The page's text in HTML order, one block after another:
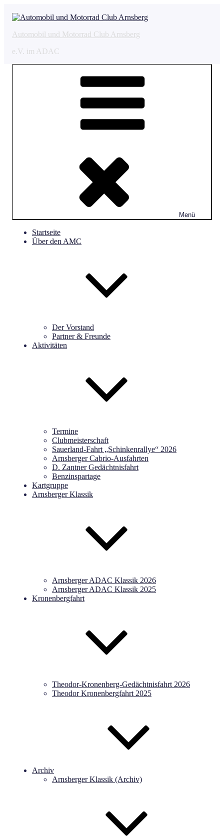
Inhalt
Automobil und Motorrad Club Arnsberg
e.V. im ADAC
Menü
Startseite
Über den AMC
Der Vorstand
Partner & Freunde
Aktivitäten
Termine
Clubmeisterschaft
Sauerland-Fahrt „Schinkenrallye“ 2026
Arnsberger Cabrio-Ausfahrten
D. Zantner Gedächtnisfahrt
Benzinspartage
Kartgruppe
Arnsberger Klassik
Arnsberger ADAC Klassik 2026
Arnsberger ADAC Klassik 2025
Kronenbergfahrt
Theodor-Kronenberg-Gedächtnisfahrt 2026
Theodor Kronenbergfahrt 2025
Archiv
Arnsberger Klassik (Archiv)